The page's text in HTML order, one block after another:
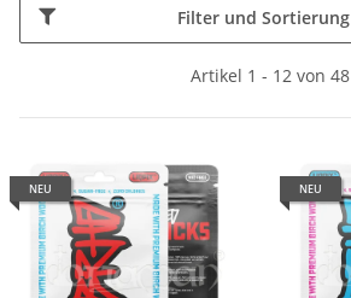
Filter und Sortierung
Artikel 1 - 12 von 48
NEU NEU